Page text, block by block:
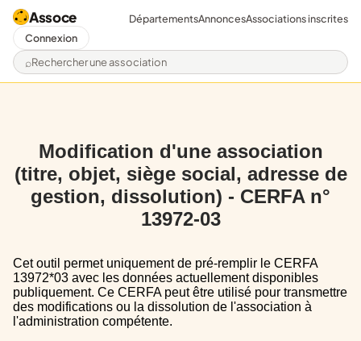
Assoce
Rechercher une association
DépartementsAnnoncesAssociations inscrites
Connexion
Modification d'une association
(titre, objet, siège social, adresse de
gestion, dissolution) - CERFA n°
13972-03
Cet outil permet uniquement de pré-remplir le CERFA
13972*03 avec les données actuellement disponibles
publiquement. Ce CERFA peut être utilisé pour transmettre
des modifications ou la dissolution de l'association à
l'administration compétente.